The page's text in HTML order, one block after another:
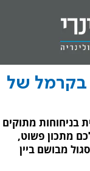
בקרמל של
בניחוחות מתוקים
מתכון פשוט,
מבושם ביין